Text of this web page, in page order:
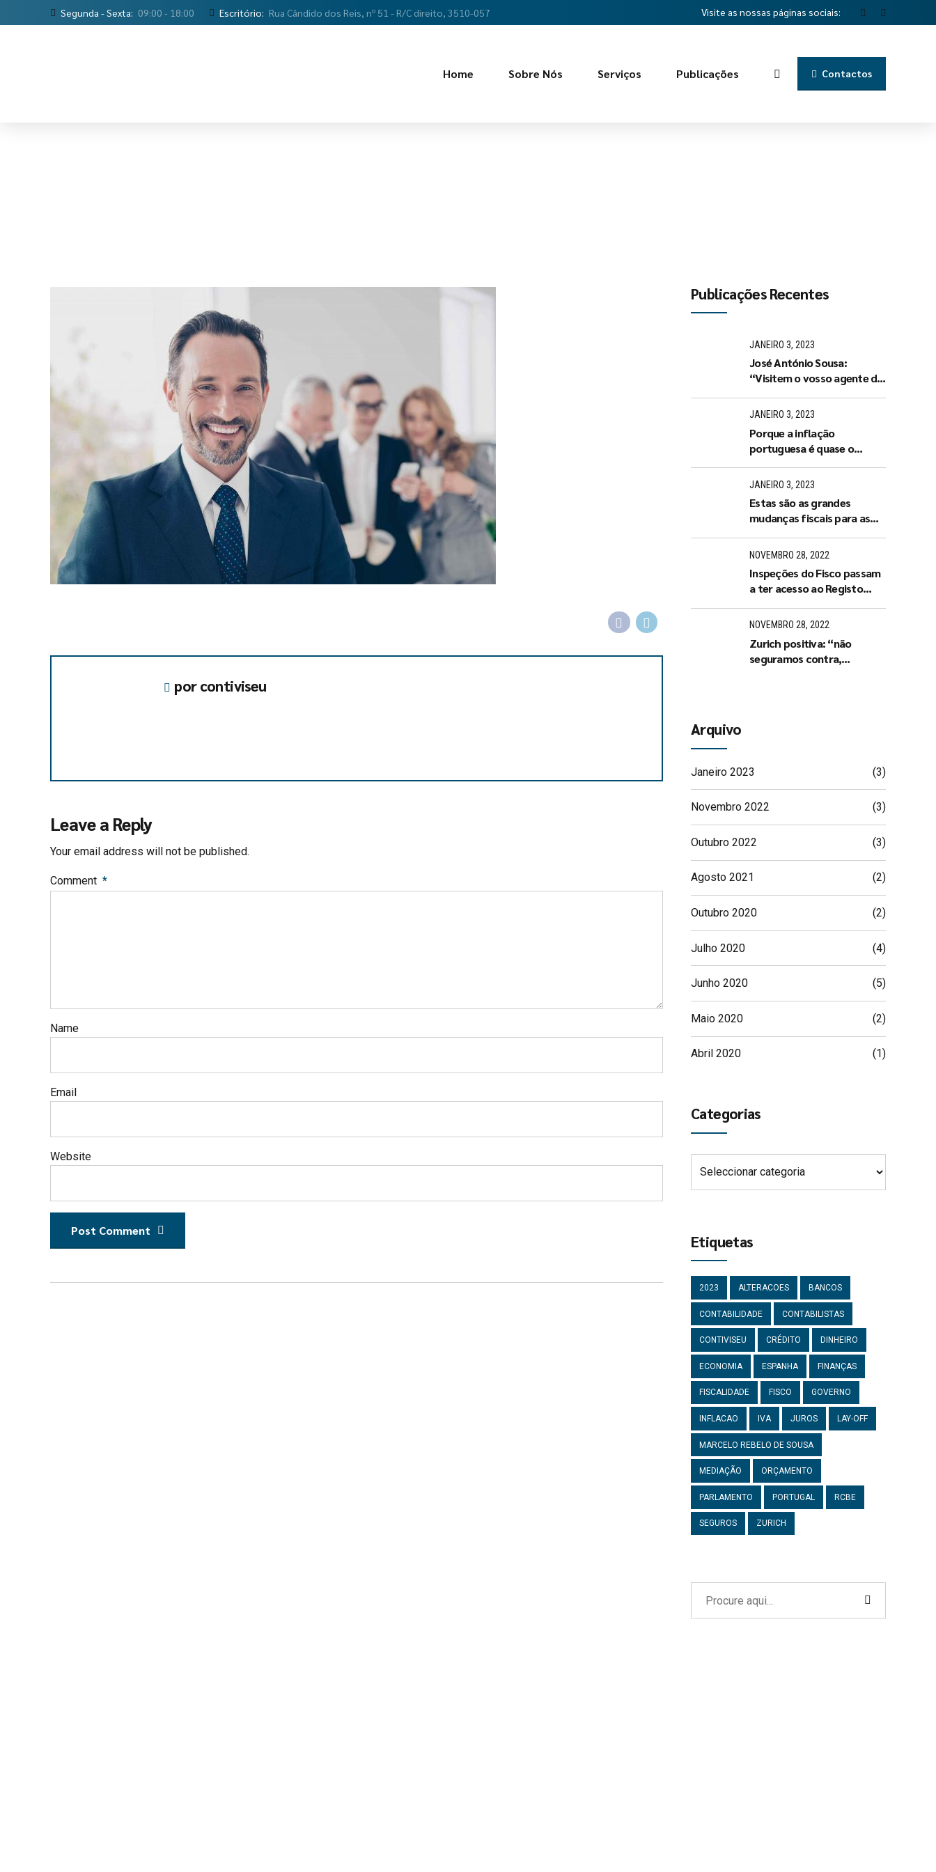
Segunda - Sexta: 09:00 - 18:00 Escritório: Rua Cândido dos Reis, nº 51 - R/C direito, 3510-057 Visite as nossas páginas sociais:
Contactos
Home Sobre Nós Serviços Publicações
por contiviseu
Leave a Reply
Your email address will not be published.
Comment *
Name
Email
Website
Post Comment
Publicações Recentes
JANEIRO 3, 2023
José António Sousa:
“Visitem o vosso agente de
arranjar um de imediato”
JANEIRO 3, 2023
Porque a inflação
portuguesa é quase o
JANEIRO 3, 2023
Estas são as grandes
mudanças fiscais para as
2023
NOVEMBRO 28, 2022
Inspeções do Fisco passam
a ter acesso ao Registo
Efetivo
NOVEMBRO 28, 2022
Zurich positiva: “não
seguramos contra,
Arquivo
Janeiro 2023 (3)
Novembro 2022 (3)
Outubro 2022 (3)
Agosto 2021 (2)
Outubro 2020 (2)
Julho 2020 (4)
Junho 2020 (5)
Maio 2020 (2)
Abril 2020 (1)
Categorias
Etiquetas
2023 ALTERACOES BANCOS
CONTABILIDADE CONTABILISTAS
CONTIVISEU CRÉDITO DINHEIRO
ECONOMIA ESPANHA FINANÇAS
FISCALIDADE FISCO GOVERNO
INFLACAO IVA JUROS LAY-OFF
MARCELO REBELO DE SOUSA
MEDIAÇÃO ORÇAMENTO
PARLAMENTO PORTUGAL RCBE
SEGUROS ZURICH